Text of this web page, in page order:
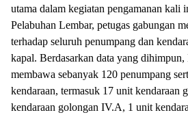
utama dalam kegiatan pengamanan kali
Pelabuhan Lembar, petugas gabungan
terhadap seluruh penumpang dan
kapal. Berdasarkan data yang
membawa sebanyak 120 penumpang
kendaraan, termasuk 17 unit kendaraan
kendaraan golongan IV.A, 1 unit